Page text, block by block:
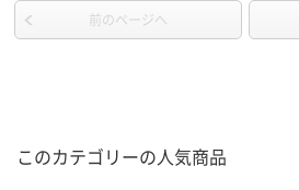
前のページへ
このカテゴリーの人気商品